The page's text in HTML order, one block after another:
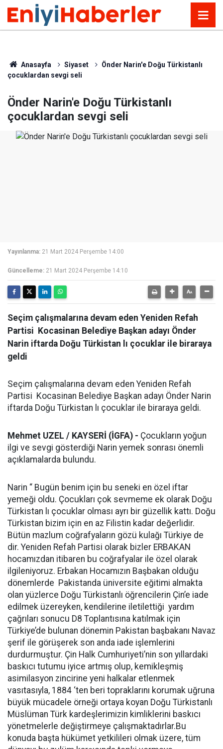
Anasayfa Siyaset
Önder Narin'e Doğu Türkistanlı
çocuklardan sevgi seli
Önder Narin'e Doğu Türkistanlı
çocuklardan sevgi seli
Yayınlanma: 21 Mart 2024 Perşembe 14:00
Güncelleme: 21 Mart 2024 Perşembe 14:10
Seçim çalışmalarına devam eden Yeniden Refah
Partisi Kocasinan Belediye Başkan adayı Önder
Narin iftarda Doğu Türkistan lı çocuklar ile biraraya
geldi
Seçim çalışmalarına devam eden Yeniden Refah
Partisi Kocasinan Belediye Başkan adayı Önder Narin
iftarda Doğu Türkistan lı çocuklar ile biraraya geldi.
Mehmet UZEL / KAYSERİ (İGFA) - Çocukların yoğun
ilgi ve sevgi gösterdiği Narin yemek sonrası önemli
açıklamalarda bulundu.
Narin “ Bugün benim için bu seneki en özel iftar
yemeği oldu. Çocukları çok sevmeme ek olarak Doğu
Türkistan lı çocuklar olması ayrı bir güzellik kattı. Doğu
Türkistan bizim için en az Filistin kadar değerlidir.
Bütün mazlum coğrafyaların gözü kulağı Türkiye de
dir. Yeniden Refah Partisi olarak bizler ERBAKAN
hocamızdan itibaren bu coğrafyalar ile özel olarak
ilgileniyoruz. Erbakan Hocamızın Başbakan olduğu
dönemlerde Pakistanda üniversite eğitimi almakta
olan yüzlerce Doğu Türkistanlı öğrencilerin Çin’e iade
edilmek üzereyken, kendilerine iletilettiği yardım
çağrıları sonucu D8 Toplantısına katılmak için
Türkiye’de bulunan dönemin Pakistan başbakanı Navaz
şerif ile görüşerek son anda iade işlemlerini
durdurmuştur. Çin Halk Cumhuriyeti’nin son yıllardaki
baskıcı tutumu iyice artmış olup, kemikleşmiş
asimilasyon zincirine yeni halkalar etlenmek
vasıtasıyla, 1884 ‘ten beri topraklarını korumak uğruna
büyük mücadele örneği ortaya koyan Doğu Türkistanlı
Müslüman Türk kardeşlerimizin kimliklerini baskıcı
yönetmelerle değiştirmeye çalışmaktadırlar.Bu
konuda başta hükümet yetkilileri olmak üzere, tüm